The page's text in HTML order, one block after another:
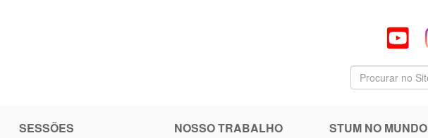
SESSÕES
NOSSO TRABALHO
STUM NO MUNDO